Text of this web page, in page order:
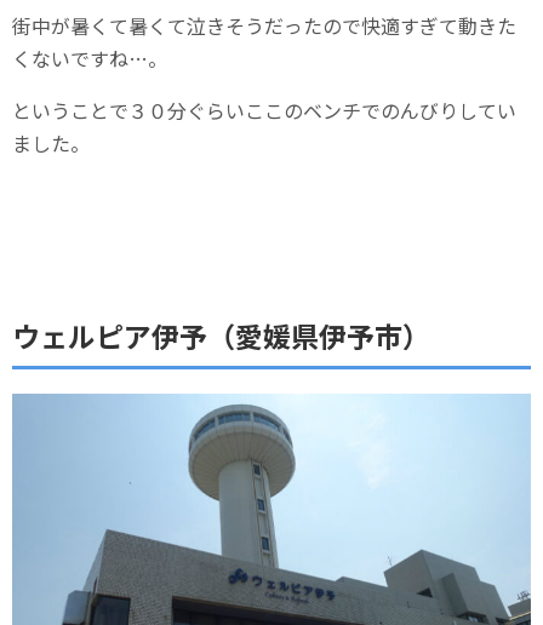
街中が暑くて暑くて泣きそうだったので快適すぎて動きた
くないですね…。
ということで３０分ぐらいここのベンチでのんびりしてい
ました。
ウェルピア伊予（愛媛県伊予市）